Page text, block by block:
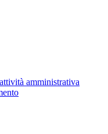
amministrativa